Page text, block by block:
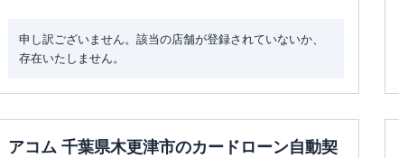
申し訳ございません。該当の店舗が登録されていないか、
存在いたしません。
アコム 千葉県木更津市のカードローン自動契